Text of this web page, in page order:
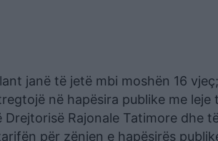
janë të jetë mbi moshën 16
në hapësira publike me leje
Rajonale Tatimore dhe
për zënien e hapësirës